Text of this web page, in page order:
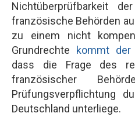
Nichtüberprüfbarkeit
französische Behörden
zu einem nicht
Grundrechte kommt der
dass die Frage des
französischer
Prüfungsverpflichtung
Deutschland unterliege.